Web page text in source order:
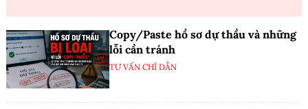
Copy/Paste hồ sơ dự thầu và những
lỗi cần tránh
TƯ VẤN CHỈ DẪN